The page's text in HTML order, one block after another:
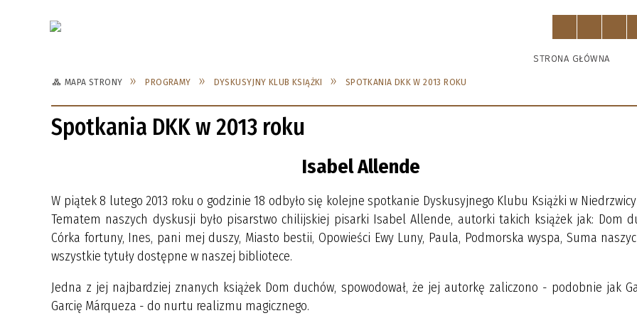
STRONA GŁÓWNA
NIEDRZWICA DUŻA NIEDRZWICA KOŚCIELNA STRZESZKOWICE DUŻE
Dyskusyjny Klub Książki
SPOTKANIA DKK W 2026 ROKU SPOTKANIA DKK W 2025 ROKU SPOTKANIA DKK W 2024
SPOTKANIA DKK W 2020 ROKU SPOTKANIA DKK W 2019 ROKU
SPOTKANIA DKK W 2015 ROKU
SPOTKANIA DKK W 2012 ROKU SPOTKANIA DKK W 2011 ROKU SPOTKANIA DKK W 2010
SPOTKANIA DKK W 2008 ROKU SPOTKANIA DKK W 2007 ROKU
MAPA STRONY PROGRAMY DYSKUSYJNY KLUB KSIĄŻKI SPOTKANIA DKK W 2013 ROKU
Spotkania DKK w 2013 roku
Isabel Allende
W piątek 8 lutego 2013 roku o godzinie 18 odbyło się kolejne spotkanie Dyskusyjnego Klubu Książki w Niedrzwicy
Tematem naszych dyskusji było pisarstwo chilijskiej pisarki Isabel Allende, autorki takich książek jak: Dom
Córka fortuny, Ines, pani mej duszy, Miasto bestii, Opowieści Ewy Luny, Paula, Podmorska wyspa, Suma
wszystkie tytuły dostępne w naszej bibliotece.
Jedna z jej najbardziej znanych książek Dom duchów, spowodował, że jej autorkę zaliczono - podobnie jak
Garcię Márqueza - do nurtu realizmu magicznego.